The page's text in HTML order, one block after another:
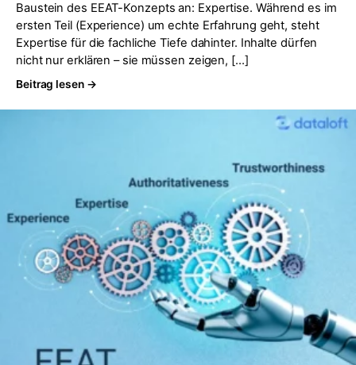
Baustein des EEAT-Konzepts an: Expertise. Während es im
ersten Teil (Experience) um echte Erfahrung geht, steht
Expertise für die fachliche Tiefe dahinter. Inhalte dürfen
nicht nur erklären – sie müssen zeigen, […]
Beitrag lesen →